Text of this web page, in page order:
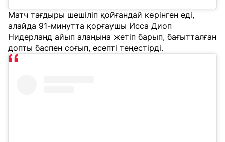
Матч тағдыры шешіліп қойғандай көрінген еді,
алайда 91-минутта қорғаушы Исса Диоп
Нидерланд айып алаңына жетіп барып, бағытталған
допты баспен соғып, есепті теңестірді.